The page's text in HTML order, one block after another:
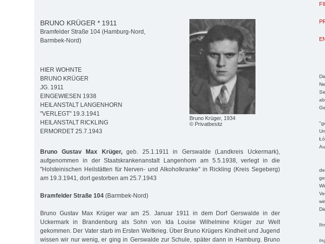
Bruno Krüger, 1934
© Privatbesitz
BRUNO KRÜGER * 1911
Bramfelder Straße 104 (Hamburg-Nord,
Barmbek-Nord)
HIER WOHNTE
BRUNO KRÜGER
JG. 1911
EINGEWIESEN 1938
HEILANSTALT LANGENHORN
"VERLEGT" 19.3.1941
HEILANSTALT RICKLING
ERMORDET 25.7.1943
Bruno Gustav Max Krüger,geb. 25.1.1911 in Gerswalde (Landkreis Uckermark),
aufgenommen in der Staatskrankenanstalt Langenhorn am 5.5.1938, verlegt in die
"Holsteinischen Heilstätten für Nerven- und Alkoholkranke" in Rickling (Kreis Segeberg)
am 19.3.1941, dort gestorben am 25.7.1943
Bramfelder Straße 104 (Barmbek-Nord)
Bruno Gustav Max Krüger war am 25. Januar 1911 in dem Dorf Gerswalde in der
Uckermark in Brandenburg als Sohn von Ida Louise Wilhelmine Krüger zur Welt
gekommen. Der Vater starb im Ersten Weltkrieg. Über Bruno Krügers Kindheit und Jugend
wissen wir nur wenig, er ging in Gerswalde zur Schule, später dann in Hamburg. Bruno